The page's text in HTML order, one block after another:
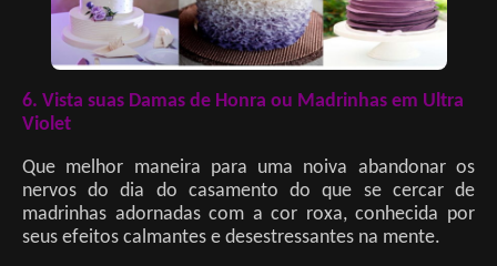
6. Vista suas Damas de Honra ou Madrinhas em Ultra
Violet
Que melhor maneira para uma noiva abandonar os
nervos do dia do casamento do que se cercar de
madrinhas adornadas com a cor roxa, conhecida por
seus efeitos calmantes e desestressantes na mente.